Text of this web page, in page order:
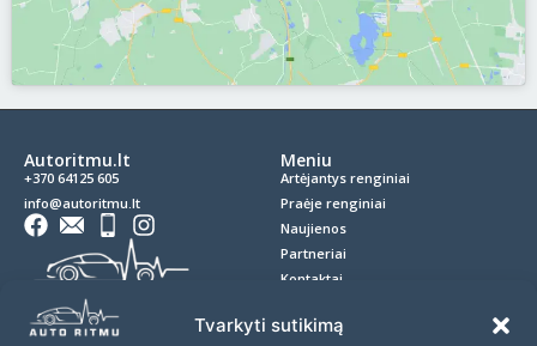
Tvarkyti sutikimą
Autoritmu.lt
+370 64125 605
info@autoritmu.lt
Meniu
Artėjantys renginiai
Praėje renginiai
Naujienos
Partneriai
Kontaktai
Slapukai